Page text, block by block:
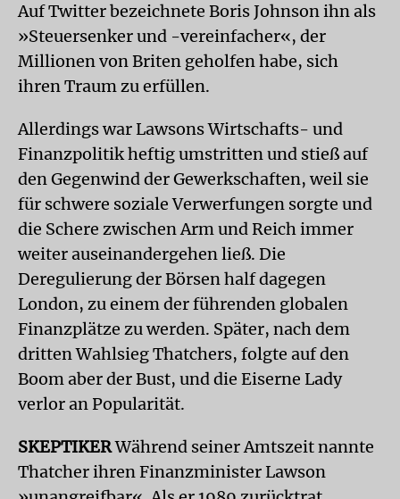
Auf Twitter bezeichnete Boris Johnson ihn als
»Steuersenker und -vereinfacher«, der
Millionen von Briten geholfen habe, sich
ihren Traum zu erfüllen.
Allerdings war Lawsons Wirtschafts- und
Finanzpolitik heftig umstritten und stieß auf
den Gegenwind der Gewerkschaften, weil sie
für schwere soziale Verwerfungen sorgte und
die Schere zwischen Arm und Reich immer
weiter auseinandergehen ließ. Die
Deregulierung der Börsen half dagegen
London, zu einem der führenden globalen
Finanzplätze zu werden. Später, nach dem
dritten Wahlsieg Thatchers, folgte auf den
Boom aber der Bust, und die Eiserne Lady
verlor an Popularität.
SKEPTIKERWährend seiner Amtszeit nannte
Thatcher ihren Finanzminister Lawson